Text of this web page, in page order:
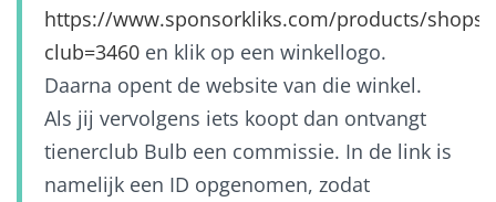
https://www.sponsorkliks.com/products/
club=3460 en klik op een winkellogo.
Daarna opent de website van die winkel.
Als jij vervolgens iets koopt dan ontvangt
tienerclub Bulb een commissie. In de link is
namelijk een ID opgenomen, zodat